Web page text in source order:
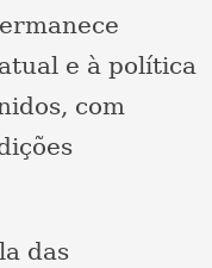
e à política
com
das